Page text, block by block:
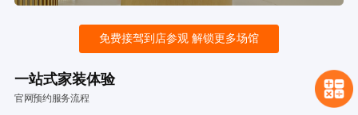
免费接驾到店参观 解锁更多场馆
一站式家装体验
官网预约服务流程